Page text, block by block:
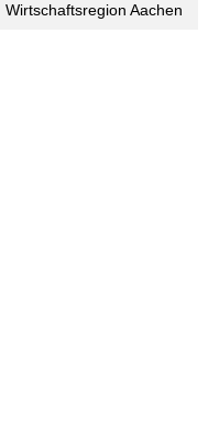
Wirtschaftsregion Aachen